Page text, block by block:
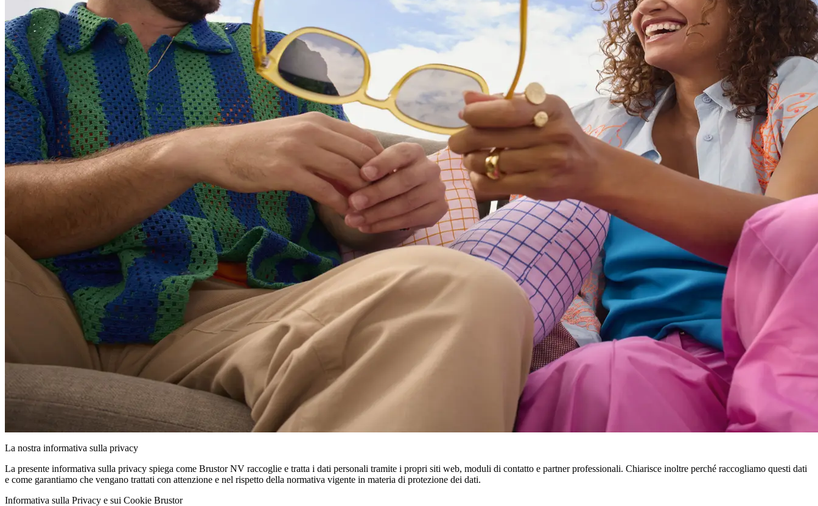
La nostra informativa sulla privacy
La presente informativa sulla privacy spiega come Brustor NV raccoglie e tratta i dati personali tramite i propri siti web, moduli di contatto e partner professionali. Chiarisce inoltre perché raccogliamo questi dati
e come garantiamo che vengano trattati con attenzione e nel rispetto della normativa vigente in materia di protezione dei dati.
Informativa sulla Privacy e sui Cookie Brustor